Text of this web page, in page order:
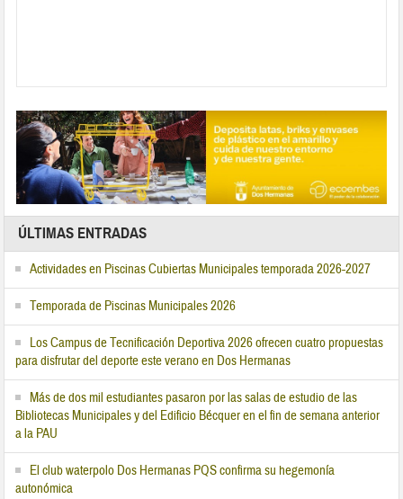
ÚLTIMAS ENTRADAS
Actividades en Piscinas Cubiertas Municipales temporada 2026-2027
Temporada de Piscinas Municipales 2026
Los Campus de Tecnificación Deportiva 2026 ofrecen cuatro propuestas
para disfrutar del deporte este verano en Dos Hermanas
Más de dos mil estudiantes pasaron por las salas de estudio de las
Bibliotecas Municipales y del Edificio Bécquer en el fin de semana anterior
a la PAU
El club waterpolo Dos Hermanas PQS confirma su hegemonía
autonómica